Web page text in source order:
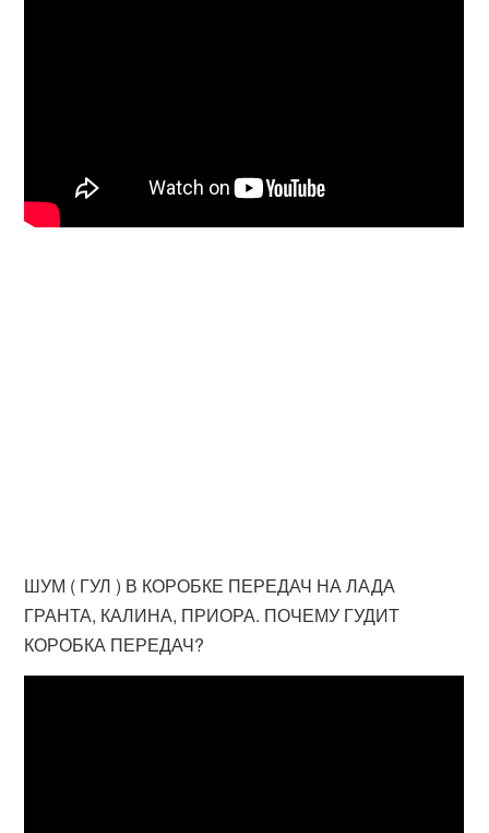
ШУМ ( ГУЛ ) В КОРОБКЕ ПЕРЕДАЧ НА ЛАДА
ГРАНТА, КАЛИНА, ПРИОРА. ПОЧЕМУ ГУДИТ
КОРОБКА ПЕРЕДАЧ?